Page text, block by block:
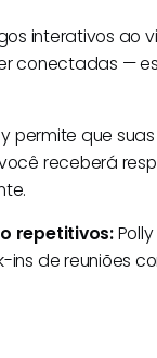
interativos ao
conectadas —
permite que
receberá
repetitivos:
de reuniões